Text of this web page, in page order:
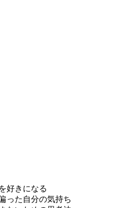
好きになる
った自分の気持ち